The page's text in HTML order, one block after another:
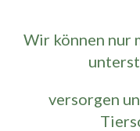
Wir können nur
versorgen